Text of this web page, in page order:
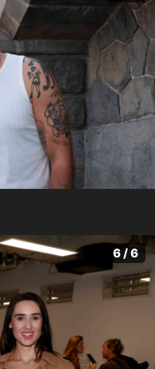
6 / 6